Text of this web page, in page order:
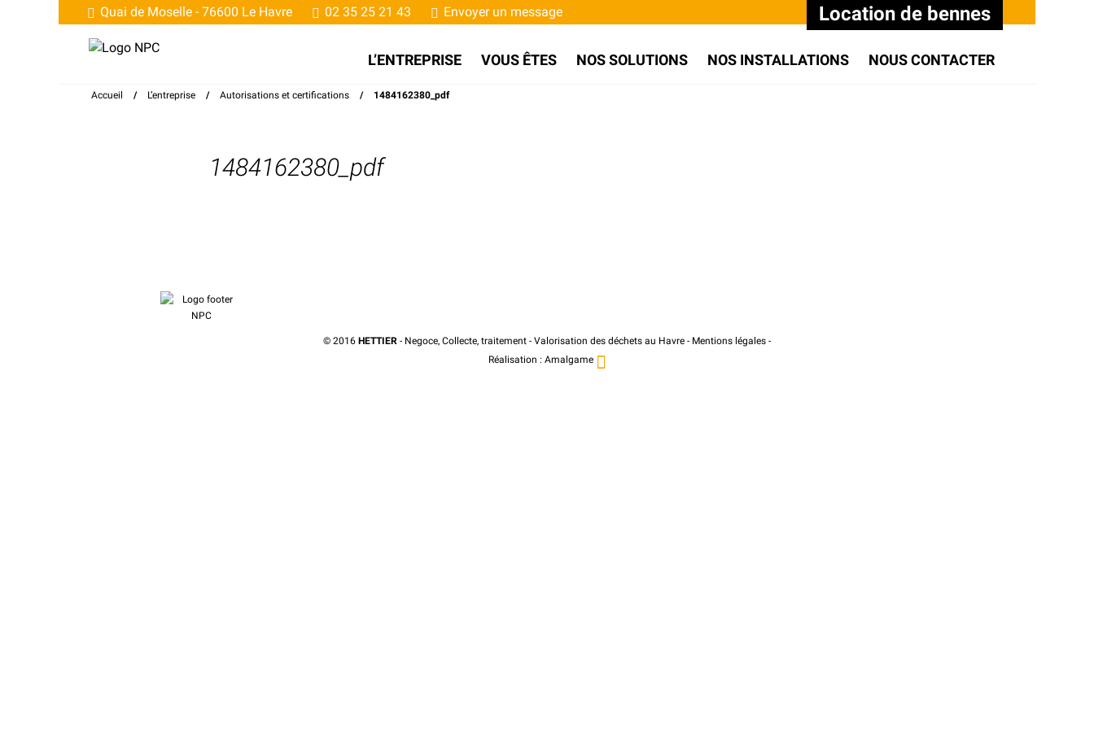
Quai de Moselle - 76600 Le Havre 02 35 25 21 43 Envoyer un message Location de bennes
L’ENTREPRISE VOUS ÊTES NOS SOLUTIONS NOS INSTALLATIONS NOUS CONTACTER
Accueil / L’entreprise / Autorisations et certifications / 1484162380_pdf
1484162380_pdf
© 2016 HETTIER - Negoce, Collecte, traitement - Valorisation des déchets au Havre - Mentions légales -
Réalisation : Amalgame